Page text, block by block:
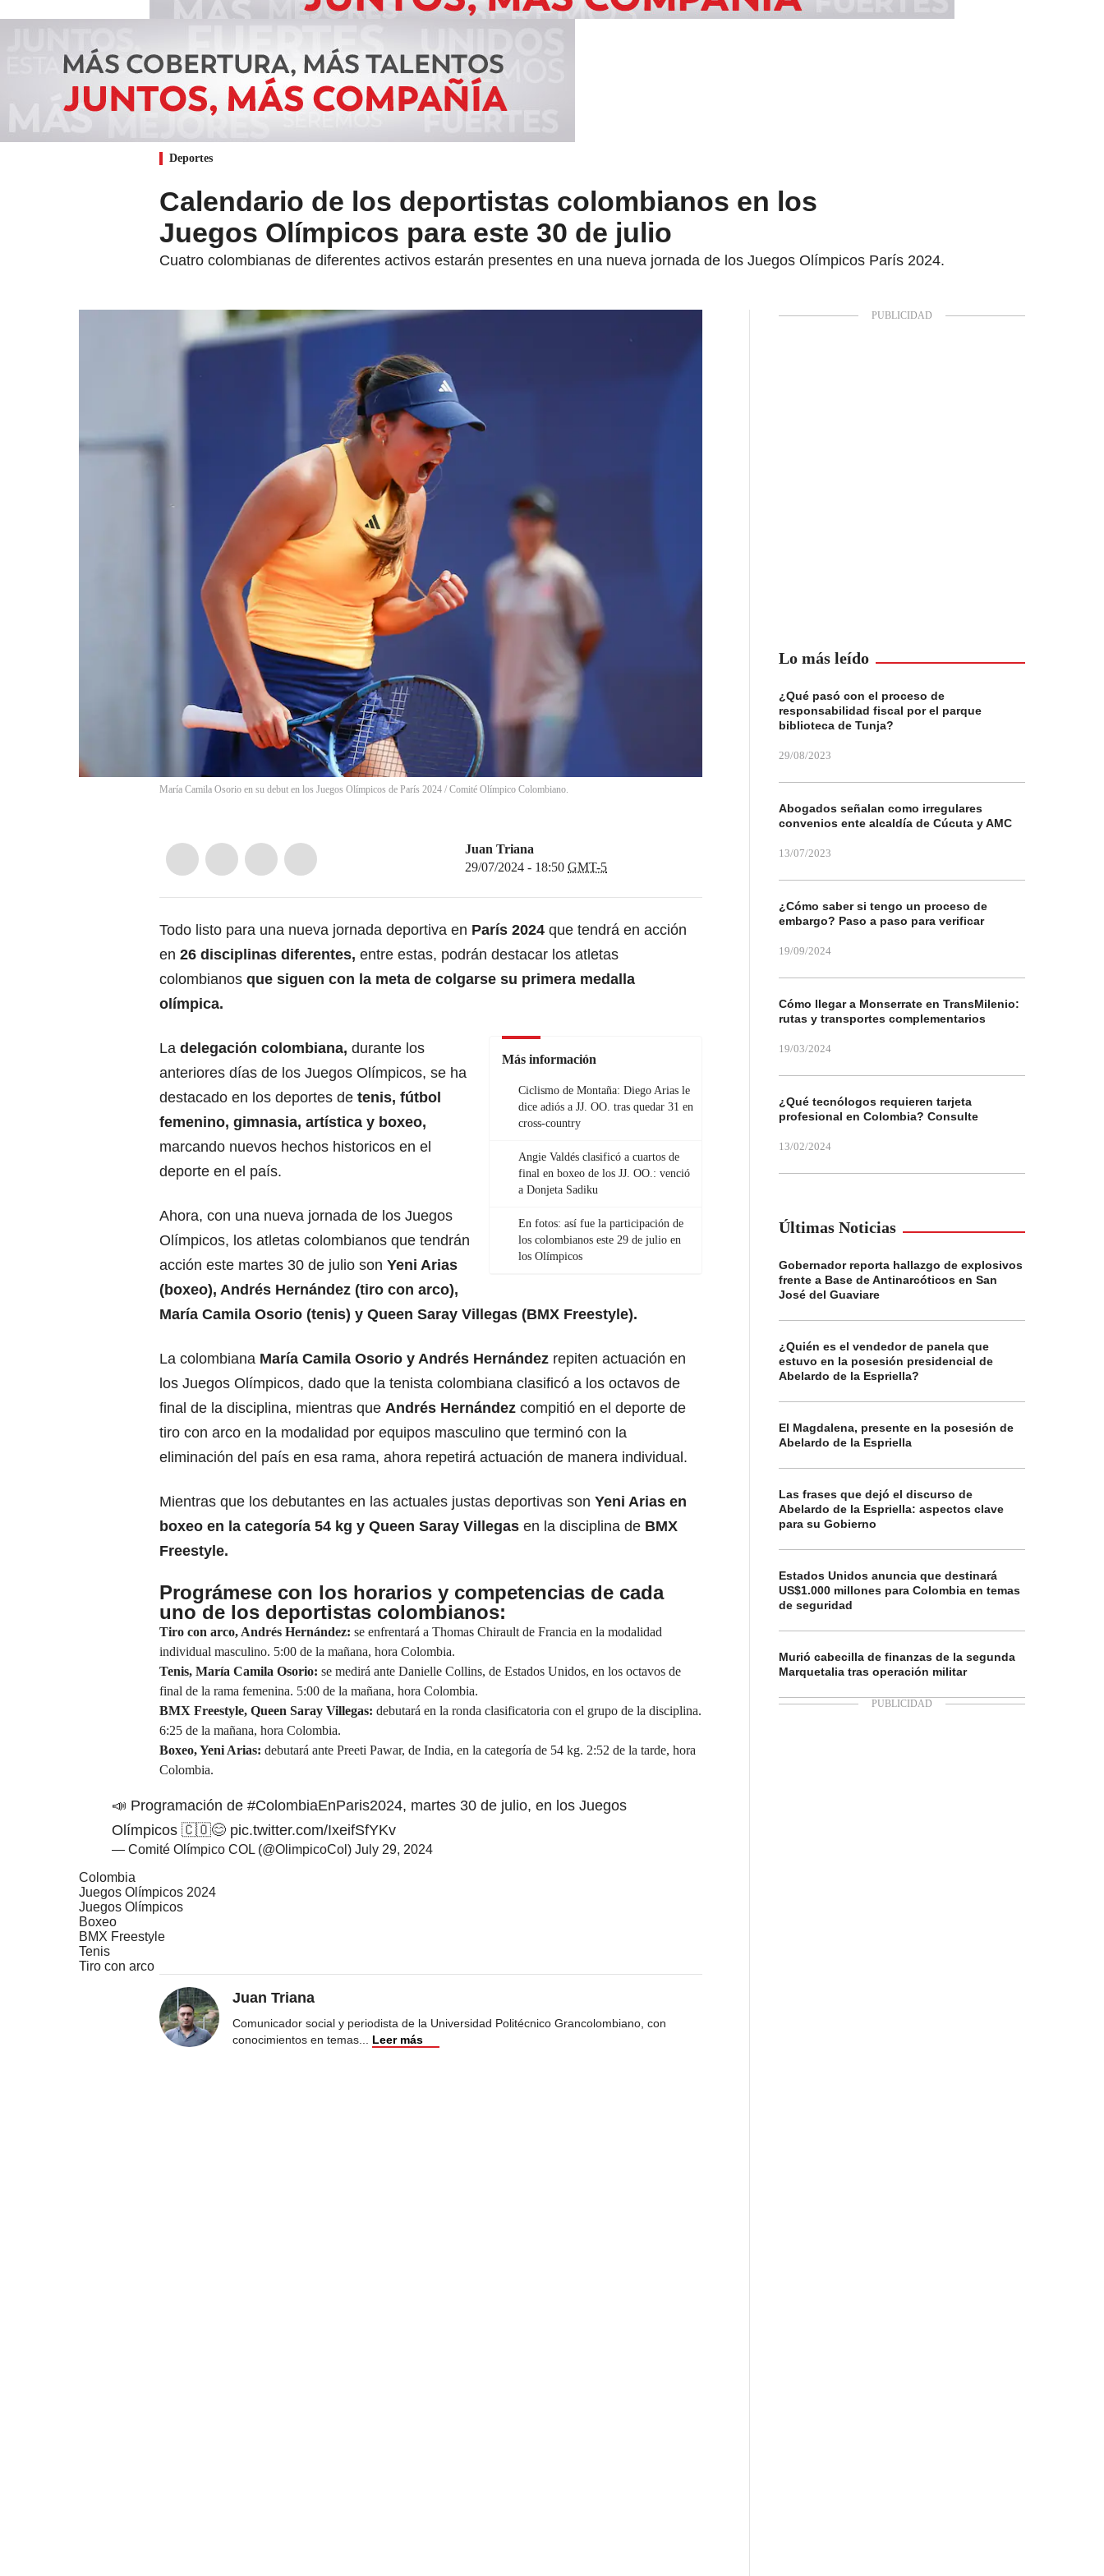
Deportes
Calendario de los deportistas colombianos en los
Juegos Olímpicos para este 30 de julio
Cuatro colombianas de diferentes activos estarán presentes en una nueva jornada de los Juegos Olímpicos París 2024.
María Camila Osorio en su debut en los Juegos Olímpicos de París 2024 / Comité Olímpico Colombiano.
Juan Triana
29/07/2024 - 18:50 GMT-5
Todo listo para una nueva jornada deportiva en París 2024 que tendrá en acción
en 26 disciplinas diferentes, entre estas, podrán destacar los atletas
colombianos que siguen con la meta de colgarse su primera medalla
olímpica.
Más información
Ciclismo de Montaña: Diego Arias le
dice adiós a JJ. OO. tras quedar 31 en
cross-country
Angie Valdés clasificó a cuartos de
final en boxeo de los JJ. OO.: venció
a Donjeta Sadiku
En fotos: así fue la participación de
los colombianos este 29 de julio en
los Olímpicos
La delegación colombiana, durante los
anteriores días de los Juegos Olímpicos, se ha
destacado en los deportes de tenis, fútbol
femenino, gimnasia, artística y boxeo,
marcando nuevos hechos historicos en el
deporte en el país.
Ahora, con una nueva jornada de los Juegos
Olímpicos, los atletas colombianos que tendrán
acción este martes 30 de julio son Yeni Arias
(boxeo), Andrés Hernández (tiro con arco),
María Camila Osorio (tenis) y Queen Saray Villegas (BMX Freestyle).
La colombiana María Camila Osorio y Andrés Hernández repiten actuación en
los Juegos Olímpicos, dado que la tenista colombiana clasificó a los octavos de
final de la disciplina, mientras que Andrés Hernández compitió en el deporte de
tiro con arco en la modalidad por equipos masculino que terminó con la
eliminación del país en esa rama, ahora repetirá actuación de manera individual.
Mientras que los debutantes en las actuales justas deportivas son Yeni Arias en
boxeo en la categoría 54 kg y Queen Saray Villegas en la disciplina de BMX
Freestyle.
Prográmese con los horarios y competencias de cada
uno de los deportistas colombianos:
Tiro con arco, Andrés Hernández: se enfrentará a Thomas Chirault de Francia en la modalidad
individual masculino. 5:00 de la mañana, hora Colombia.
Tenis, María Camila Osorio: se medirá ante Danielle Collins, de Estados Unidos, en los octavos de
final de la rama femenina. 5:00 de la mañana, hora Colombia.
BMX Freestyle, Queen Saray Villegas: debutará en la ronda clasificatoria con el grupo de la disciplina.
6:25 de la mañana, hora Colombia.
Boxeo, Yeni Arias: debutará ante Preeti Pawar, de India, en la categoría de 54 kg. 2:52 de la tarde, hora
Colombia.
📣 Programación de #ColombiaEnParis2024, martes 30 de julio, en los Juegos
Olímpicos 🇨🇴😊 pic.twitter.com/IxeifSfYKv
— Comité Olímpico COL (@OlimpicoCol) July 29, 2024
Colombia
Juegos Olímpicos 2024
Juegos Olímpicos
Boxeo
BMX Freestyle
Tenis
Tiro con arco
Juan Triana
Comunicador social y periodista de la Universidad Politécnico Grancolombiano, con
conocimientos en temas... Leer más
Lo más leído
¿Qué pasó con el proceso de
responsabilidad fiscal por el parque
biblioteca de Tunja?
29/08/2023
Abogados señalan como irregulares
convenios ente alcaldía de Cúcuta y AMC
13/07/2023
¿Cómo saber si tengo un proceso de
embargo? Paso a paso para verificar
19/09/2024
Cómo llegar a Monserrate en TransMilenio:
rutas y transportes complementarios
19/03/2024
¿Qué tecnólogos requieren tarjeta
profesional en Colombia? Consulte
13/02/2024
Últimas Noticias
Gobernador reporta hallazgo de explosivos
frente a Base de Antinarcóticos en San
José del Guaviare
¿Quién es el vendedor de panela que
estuvo en la posesión presidencial de
Abelardo de la Espriella?
El Magdalena, presente en la posesión de
Abelardo de la Espriella
Las frases que dejó el discurso de
Abelardo de la Espriella: aspectos clave
para su Gobierno
Estados Unidos anuncia que destinará
US$1.000 millones para Colombia en temas
de seguridad
Murió cabecilla de finanzas de la segunda
Marquetalia tras operación militar